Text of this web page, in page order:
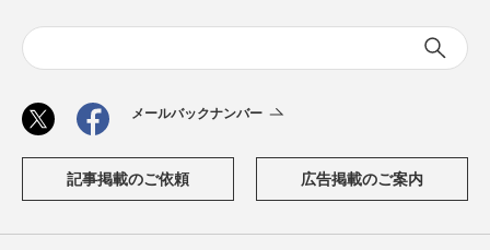
メールバックナンバー
記事掲載のご依頼 広告掲載のご案内